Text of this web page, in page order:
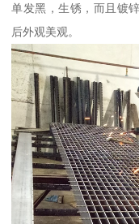
单发黑，生锈，而且镀
后外观美观。